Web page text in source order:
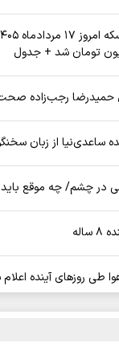
حمیدرضا رجب‌زاده
ساعدی‌نیا از زبان
در چشم/ چه موقع
طی روزهای آینده